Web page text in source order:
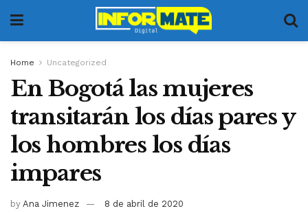
Home Uncategorized
En Bogotá las mujeres
transitarán los días pares y
los hombres los días
impares
by Ana Jimenez 8 de abril de 2020